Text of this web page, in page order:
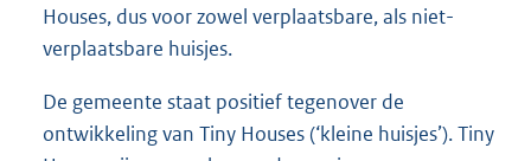
Houses, dus voor zowel verplaatsbare, als niet-
verplaatsbare huisjes.
De gemeente staat positief tegenover de
ontwikkeling van Tiny Houses (‘kleine huisjes’). Tiny